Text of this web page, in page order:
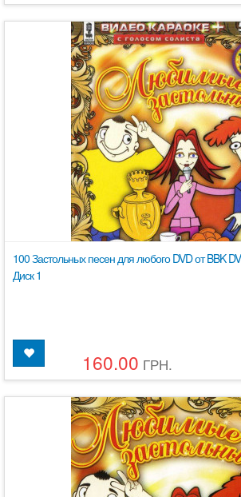
100 Застольных песен для любого DVD от BBK
Диск 1
160.00 ГРН.